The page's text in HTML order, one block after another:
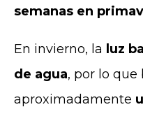
semanas en
En invierno, la luz
de agua, por lo que
aproximadamente